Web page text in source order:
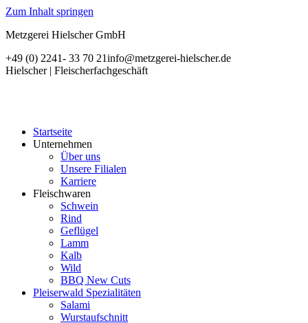
Zum Inhalt springen
Metzgerei Hielscher GmbH
+49 (0) 2241- 33 70 21info@metzgerei-hielscher.de
Hielscher | Fleischerfachgeschäft
Startseite
Unternehmen
Über uns
Unsere Filialen
Karriere
Fleischwaren
Schwein
Rind
Geflügel
Lamm
Kalb
Wild
BBQ New Cuts
Pleiserwald Spezialitäten
Salami
Wurstaufschnitt